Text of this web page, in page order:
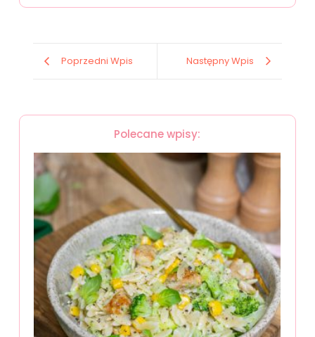
Poprzedni Wpis Następny Wpis
Polecane wpisy: